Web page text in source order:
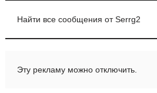
Найти все сообщения от Serrg2
Эту рекламу можно отключить.